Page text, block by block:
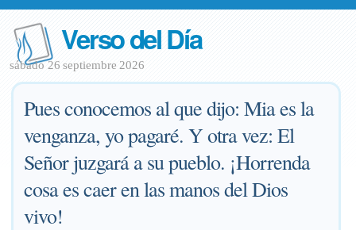
Verso del Día
sábado 26 septiembre 2026
Pues conocemos al que dijo: Mia es la
venganza, yo pagaré. Y otra vez: El
Señor juzgará a su pueblo. ¡Horrenda
cosa es caer en las manos del Dios
vivo!